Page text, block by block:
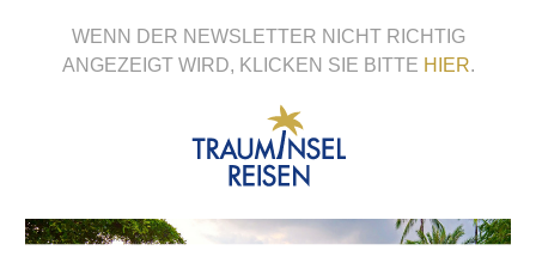
WENN DER NEWSLETTER NICHT RICHTIG
ANGEZEIGT WIRD, KLICKEN SIE BITTE HIER.